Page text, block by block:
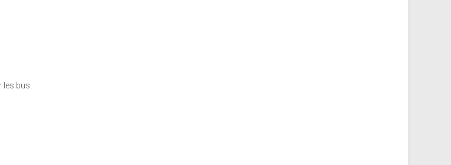
bus.